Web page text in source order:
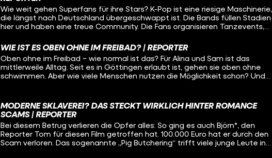
Wie weit gehen Superfans für ihre Stars? K-Pop ist eine riesige Maschinerie,
die längst nach Deutschland übergeschwappt ist. Die Bands füllen Stadien
hier und haben eine treue Community. Die Fans organisieren Tanzevents,
Reporter Max trifft zwei K-Pop Superfans in Berlin, die auf ein Konzert von
Twice gehen.
WIE IST ES OBEN OHNE IM FREIBAD? | REPORTER
Oben ohne im Freibad – wie normal ist das? Für Alina und Sam ist das
mittlerweile Alltag. Seit es in Göttingen erlaubt ist, gehen sie oben ohne
schwimmen. Aber wie viele Menschen nutzen die Möglichkeit schon? Und
selbst ausprobiert.
MODERNE SKLAVEREI? DAS STECKT WIRKLICH HINTER ROMANCE
SCAMS | REPORTER
Bei diesem Betrug verlieren die Opfer alles: So ging es auch Björn*, den
Reporter Tom für diesen Film getroffen hat. 100.000 Euro hat er durch den
Scam verloren. Das sogenannte „Pig Butchering“ trifft viele junge Leute in